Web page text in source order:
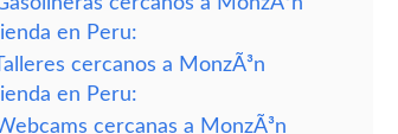
en Peru:
cercanos a MonzÃ³n
en Peru:
cercanas a MonzÃ³n